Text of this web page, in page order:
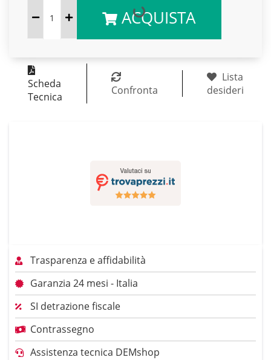
ACQUISTA
Scheda
Tecnica
Confronta
Lista
desideri
Trasparenza e affidabilità
Garanzia 24 mesi - Italia
SI detrazione fiscale
Contrassegno
Assistenza tecnica DEMshop